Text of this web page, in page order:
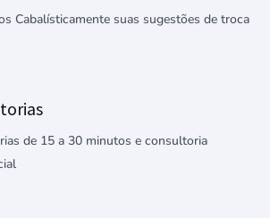
Cabalísticamente suas sugestões de troca
de 15 a 30 minutos e consultoria